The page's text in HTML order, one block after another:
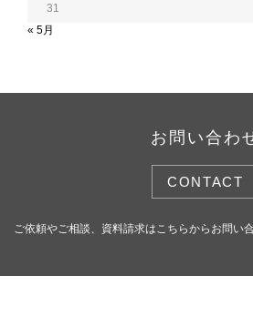
31
« 5月
お問い合わ
CONTACT
ご依頼やご相談、資料請求はこちらからお問い